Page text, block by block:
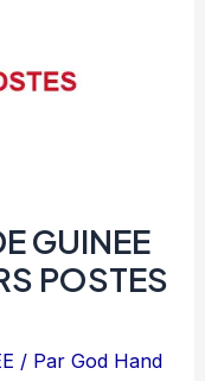
GUINEE
POSTES
/ ParGod Hand